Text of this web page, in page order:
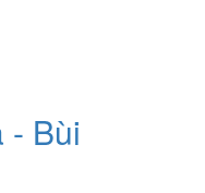
- Bùi